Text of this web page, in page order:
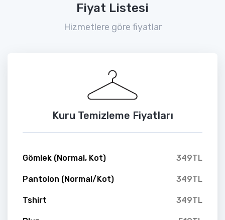
Fiyat Listesi
Hizmetlere göre fiyatlar
Kuru Temizleme Fiyatları
Gömlek (Normal, Kot) 349TL
Pantolon (Normal/Kot) 349TL
Tshirt 349TL